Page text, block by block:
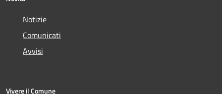
Notizie
Comunicati
Avvisi
Vivere il Comune